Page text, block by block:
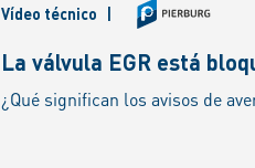
Vídeo técnico |
La válvula EGR está